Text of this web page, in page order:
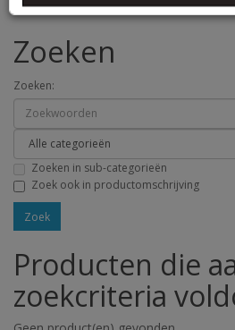
Zoeken
Zoeken:
Zoeken in sub-categorieën
Zoek ook in productomschrijving
Producten die
zoekcriteria